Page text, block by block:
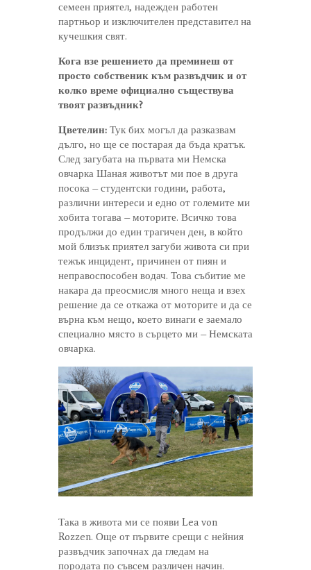
семеен приятел, надежден работен
партньор и изключителен представител на
кучешкия свят.
Кога взе решението да преминеш от
просто собственик към развъдчик и от
колко време официално съществува
твоят развъдник?
Цветелин: Тук бих могъл да разказвам
дълго, но ще се постарая да бъда кратък.
След загубата на първата ми Немска
овчарка Шаная животът ми пое в друга
посока – студентски години, работа,
различни интереси и едно от големите ми
хобита тогава – моторите. Всичко това
продължи до един трагичен ден, в който
мой близък приятел загуби живота си при
тежък инцидент, причинен от пиян и
неправоспособен водач. Това събитие ме
накара да преосмисля много неща и взех
решение да се откажа от моторите и да се
върна към нещо, което винаги е заемало
специално място в сърцето ми – Немската
овчарка.
Така в живота ми се появи Lea von
Rozzen. Още от първите срещи с нейния
развъдчик започнах да гледам на
породата по съвсем различен начин.